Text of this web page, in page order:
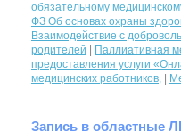
обязательному
ФЗ Об основах охраны
Взаимодействие с
родителей
Паллиативная
предоставления услуги
медицинских работников,
Запись в областные